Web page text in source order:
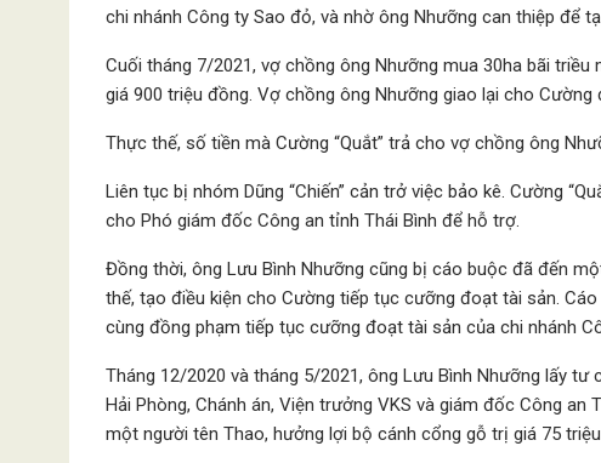
chi nhánh Công ty Sao đỏ, và nhờ ông Nhưỡng can thiệp để
Cuối tháng 7/2021, vợ chồng ông Nhưỡng mua 30ha bãi
giá 900 triệu đồng. Vợ chồng ông Nhưỡng giao lại cho Cường
Thực thế, số tiền mà Cường “Quắt” trả cho vợ chồng ông
Liên tục bị nhóm Dũng “Chiến” cản trở việc bảo kê. Cường
cho Phó giám đốc Công an tỉnh Thái Bình để hỗ trợ.
Đồng thời, ông Lưu Bình Nhưỡng cũng bị cáo buộc đã đến
thế, tạo điều kiện cho Cường tiếp tục cưỡng đoạt tài sản.
cùng đồng phạm tiếp tục cưỡng đoạt tài sản của chi nhánh
Tháng 12/2020 và tháng 5/2021, ông Lưu Bình Nhưỡng lấy tư
Hải Phòng, Chánh án, Viện trưởng VKS và giám đốc Công
một người tên Thao, hưởng lợi bộ cánh cổng gỗ trị giá 75